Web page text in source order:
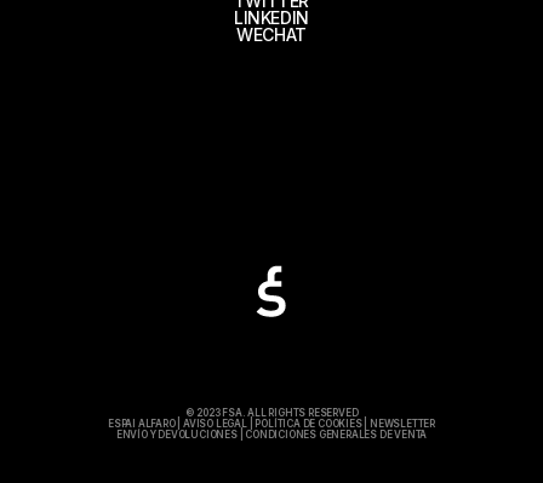
LINKEDIN
WECHAT
© 2023 FSA. ALL RIGHTS RESERVED
ESPAI ALFARO|AVISO LEGAL POLÍTICA DE COOKIES|
NEWSLETTER
ENVÍO Y DEVOLUCIONES| CONDICIONES GENERALES DE VENTA